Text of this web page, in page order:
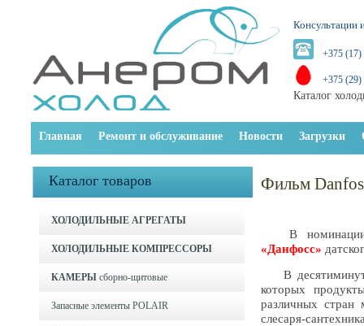
Консультации
+375 (17)
+375 (29)
Каталог
Главная Ремонт и обслуживание Новости Загрузки
Каталог товаров
ХОЛОДИЛЬНЫЕ АГРЕГАТЫ
ХОЛОДИЛЬНЫЕ КОМПРЕССОРЫ
КАМЕРЫ сборно-щитовые
Запасные элементы POLAIR
Фильм
В номинации
«Данфосс»
В
которых
различных
слесаря-